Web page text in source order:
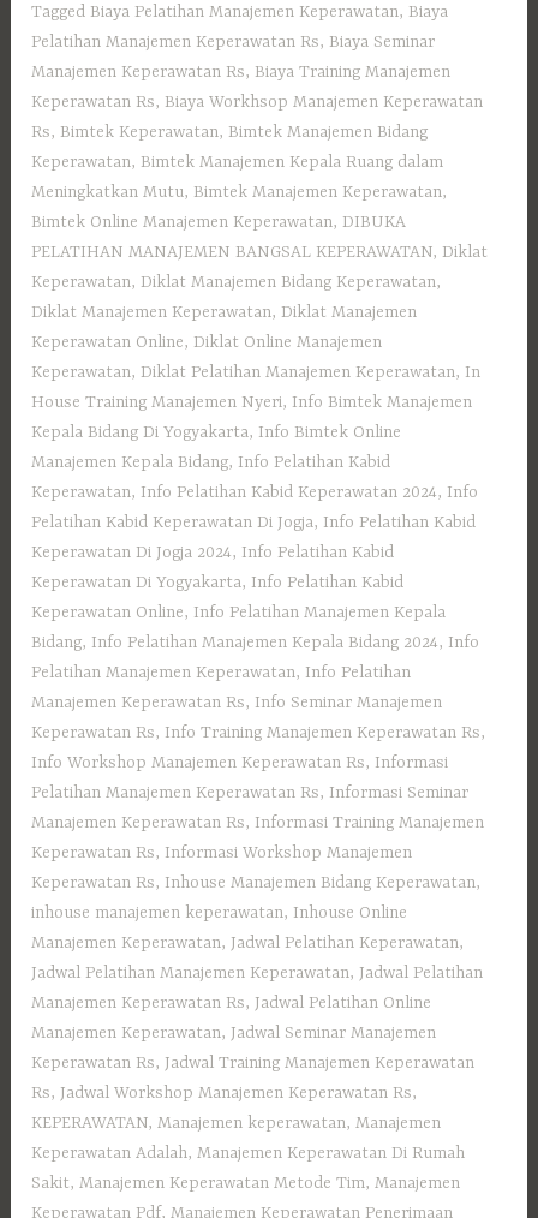
Tagged Biaya Pelatihan Manajemen Keperawatan, Biaya
Pelatihan Manajemen Keperawatan Rs, Biaya Seminar
Manajemen Keperawatan Rs, Biaya Training Manajemen
Keperawatan Rs, Biaya Workhsop Manajemen Keperawatan
Rs, Bimtek Keperawatan, Bimtek Manajemen Bidang
Keperawatan, Bimtek Manajemen Kepala Ruang dalam
Meningkatkan Mutu, Bimtek Manajemen Keperawatan,
Bimtek Online Manajemen Keperawatan,DIBUKA
PELATIHAN MANAJEMEN BANGSAL KEPERAWATAN,Diklat
Keperawatan,Diklat Manajemen Bidang Keperawatan,
Diklat Manajemen Keperawatan,Diklat Manajemen
Keperawatan Online,Diklat Online Manajemen
Keperawatan,Diklat Pelatihan Manajemen Keperawatan, In
House Training Manajemen Nyeri, Info Bimtek Manajemen
Kepala Bidang Di Yogyakarta, Info Bimtek Online
Manajemen Kepala Bidang, Info Pelatihan Kabid
Keperawatan, Info Pelatihan Kabid Keperawatan 2024, Info
Pelatihan Kabid Keperawatan Di Jogja, Info Pelatihan Kabid
Keperawatan Di Jogja 2024, Info Pelatihan Kabid
Keperawatan Di Yogyakarta, Info Pelatihan Kabid
Keperawatan Online, Info Pelatihan Manajemen Kepala
Bidang, Info Pelatihan Manajemen Kepala Bidang 2024, Info
Pelatihan Manajemen Keperawatan, Info Pelatihan
Manajemen Keperawatan Rs, Info Seminar Manajemen
Keperawatan Rs, Info Training Manajemen Keperawatan Rs,
Info Workshop Manajemen Keperawatan Rs, Informasi
Pelatihan Manajemen Keperawatan Rs, Informasi Seminar
Manajemen Keperawatan Rs, Informasi Training Manajemen
Keperawatan Rs, Informasi Workshop Manajemen
Keperawatan Rs, Inhouse Manajemen Bidang Keperawatan,
inhouse manajemen keperawatan, Inhouse Online
Manajemen Keperawatan, Jadwal Pelatihan Keperawatan,
Jadwal Pelatihan Manajemen Keperawatan, Jadwal Pelatihan
Manajemen Keperawatan Rs, Jadwal Pelatihan Online
Manajemen Keperawatan, Jadwal Seminar Manajemen
Keperawatan Rs, Jadwal Training Manajemen Keperawatan
Rs, Jadwal Workshop Manajemen Keperawatan Rs,
KEPERAWATAN,Manajemen keperawatan,Manajemen
Keperawatan Adalah,Manajemen Keperawatan Di Rumah
Sakit,Manajemen Keperawatan Metode Tim,Manajemen
Keperawatan Pdf,Manajemen Keperawatan Penerimaan